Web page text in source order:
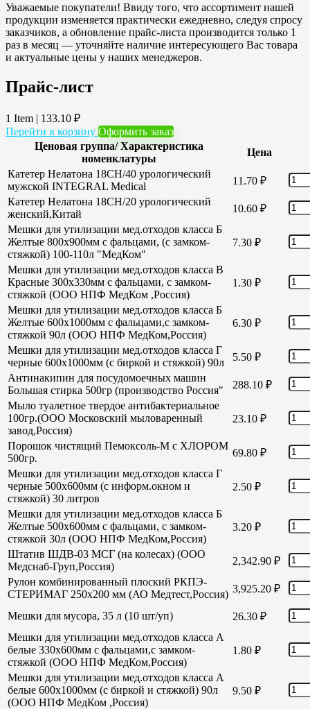
Уважаемые покупатели! Ввиду того, что ассортимент нашей
продукции изменяется практически ежедневно, следуя спросу
заказчиков, а обновление прайс-листа производится только 1
раз в месяц — уточняйте наличие интересующего Вас товара
и актуальные цены у наших менеджеров.
Прайс-лист
1 Item | 133.10 ₽
Перейти в корзину Оформить заказ
Ценовая группа/ Характеристика
номенклатуры
Цена
Катетер Нелатона 18CH/40 урологический
мужской INTEGRAL Medical
11.70 ₽
Катетер Нелатона 18CH/20 урологический
женский,Китай
10.60 ₽
Мешки для утилизации мед.отходов класса Б
Желтые 800х900мм с фальцами, (с замком-
стяжкой) 100-110л "МедКом"
7.30 ₽
Мешки для утилизации мед.отходов класса В
Красные 300х330мм с фальцами, с замком-
стяжкой (ООО НПФ МедКом ,Россия)
1.30 ₽
Мешки для утилизации мед.отходов класса Б
Желтые 600х1000мм с фальцами,с замком-
стяжкой 90л (ООО НПФ МедКом,Россия)
6.30 ₽
Мешки для утилизации мед.отходов класса Г
черные 600х1000мм (с биркой и стяжкой) 90л
5.50 ₽
Антинакипин для посудомоечных машин
Большая стирка 500гр (производство Россия"
288.10 ₽
Мыло туалетное твердое антибактериальное
100гр.(ООО Московский мыловаренный
завод,Россия)
23.10 ₽
Порошок чистящий Пемоксоль-М с ХЛОРОМ
500гр.
69.80 ₽
Мешки для утилизации мед.отходов класса Г
черные 500х600мм (с информ.окном и
стяжкой) 30 литров
2.50 ₽
Мешки для утилизации мед.отходов класса Б
Желтые 500х600мм с фальцами, с замком-
стяжкой 30л (ООО НПФ МедКом,Россия)
3.20 ₽
Штатив ШДВ-03 МСГ (на колесах) (ООО
Медснаб-Груп,Россия)
2,342.90 ₽
Рулон комбинированный плоский РКПЭ-
СТЕРИМАГ 250х200 мм (АО Медтест,Россия) 3,925.20 ₽
Мешки для мусора, 35 л (10 шт/уп) 26.30 ₽
Мешки для утилизации мед.отходов класса А
белые 330х600мм с фальцами,с замком-
стяжкой (ООО НПФ МедКом,Россия)
1.80 ₽
Мешки для утилизации мед.отходов класса А
белые 600х1000мм (с биркой и стяжкой) 90л
(ООО НПФ МедКом ,Россия)
9.50 ₽